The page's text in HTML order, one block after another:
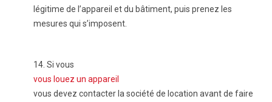
légitime de l’appareil et du bâtiment, puis prenez les
mesures qui s’imposent.
14. Si vous
vous louez un appareil
vous devez contacter la société de location avant de faire